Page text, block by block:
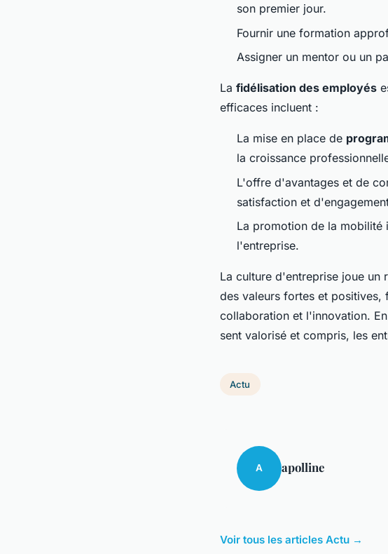
son premier jour.
Fournir une formation
Assigner un mentor ou un
La fidélisation des employés
efficaces incluent :
La mise en place de
la croissance
L'offre d'avantages et de
satisfaction et
La promotion de la mobilité
l'entreprise.
La culture d'entreprise joue un
des valeurs fortes et positives,
collaboration et l'innovation.
sent valorisé et compris, les
Actu
A apolline
Voir tous les articles Actu →